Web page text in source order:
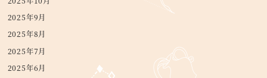
2025年9月
2025年8月
2025年7月
2025年6月